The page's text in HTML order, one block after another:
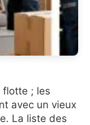
flotte ; les
avec un vieux
La liste des